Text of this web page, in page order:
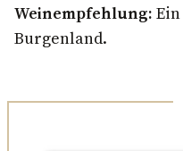
Weinempfehlung: Ein
Burgenland.